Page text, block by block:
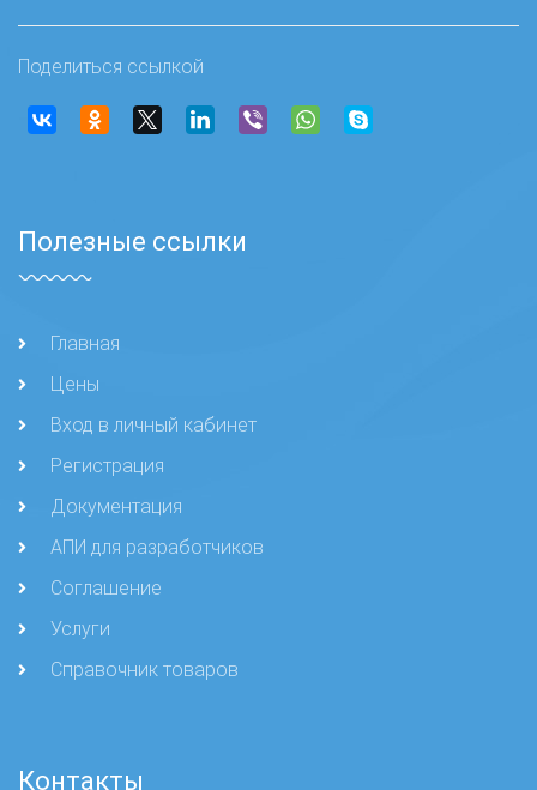
Поделиться ссылкой
Полезные ссылки
Главная
Цены
Вход в личный кабинет
Регистрация
Документация
АПИ для разработчиков
Соглашение
Услуги
Справочник товаров
Контакты